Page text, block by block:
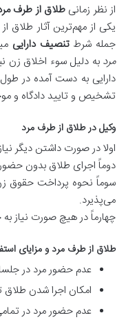
از نظر زمانیطلاق از طرف
یکی از مهم‌ترین آثار طلاق
جمله شرطتنصیف دارایی
مرد به دلیل سوء اخلاق زن
تشخیص و تایید دادگاه و
وکیل در طلاق از طرف مرد
اولا در صورت داشتن دیگر
دوماً اجرای طلاق بدون
سوماً نحوه پرداخت حقوق
می‌پذیرد.
چهارماً در هیچ صورت نیاز
طلاق از طرف مرد و مزایای
عدم حضور مرد در
امکان اجرا شدن
عدم حضور مرد در